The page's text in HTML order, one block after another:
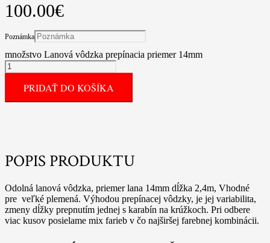
100.00€
Poznámka
množstvo Lanová vôdzka prepínacia priemer 14mm
PRIDAŤ DO KOŠÍKA
POPIS PRODUKTU
Odolná lanová vôdzka, priemer lana 14mm dĺžka 2,4m, Vhodné
pre veľké plemená. Výhodou prepínacej vôdzky, je jej variabilita,
zmeny dĺžky prepnutím jednej s karabín na krúžkoch. Pri odbere
viac kusov posielame mix farieb v čo najširšej farebnej kombinácii.